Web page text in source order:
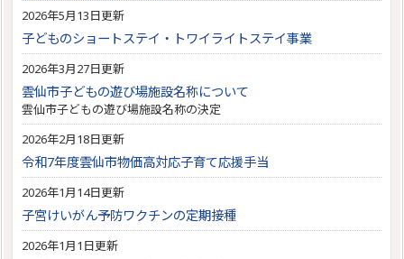
2026年5月13日更新
子どものショートステイ・トワイライトステイ事業
2026年3月27日更新
雲仙市子どもの遊び場施設名称について
雲仙市子どもの遊び場施設名称の決定
2026年2月18日更新
令和7年度雲仙市物価高対応子育て応援手当
2026年1月14日更新
子宮けいがん予防ワクチンの定期接種
2026年1月1日更新